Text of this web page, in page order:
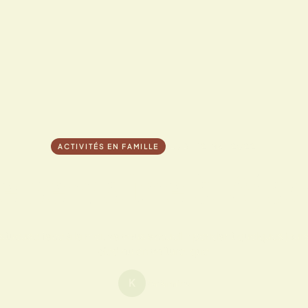
ACTIVITÉS EN FAMILLE JEUDI 12 MAI 2022